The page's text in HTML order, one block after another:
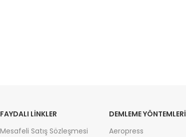
FAYDALI LİNKLER
Mesafeli Satış Sözleşmesi
DEMLEME YÖNTEMLERİ
Aeropress